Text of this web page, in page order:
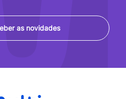
as novidades